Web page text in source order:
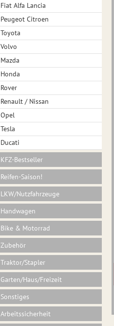
Fiat Alfa Lancia
Peugeot Citroen
Toyota
Volvo
Mazda
Honda
Rover
Renault / Nissan
Opel
Tesla
Ducati
KFZ-Bestseller
Reifen-Saison!
LKW/Nutzfahrzeuge
Handwagen
Bike & Motorrad
Zubehör
Traktor/Stapler
Garten/Haus/Freizeit
Sonstiges
Arbeitssicherheit